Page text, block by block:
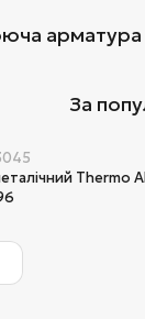
арматура
За
Thermo